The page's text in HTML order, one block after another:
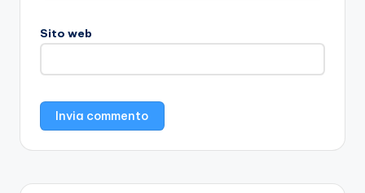
Sito web